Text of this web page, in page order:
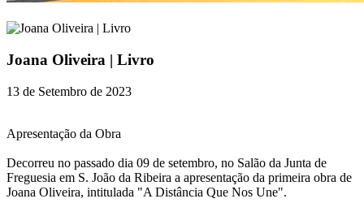
Joana Oliveira | Livro
13 de Setembro de 2023
Apresentação da Obra
Decorreu no passado dia 09 de setembro, no Salão da Junta de
Freguesia em S. João da Ribeira a apresentação da primeira obra de
Joana Oliveira, intitulada "A Distância Que Nos Une".